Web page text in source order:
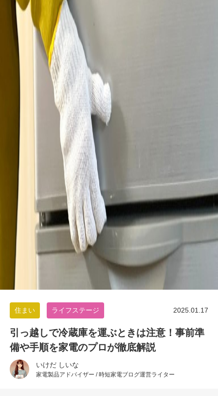
2025.01.17
住まい ライフステージ
引っ越しで冷蔵庫を運ぶときは注意！事前準
備や手順を家電のプロが徹底解説
いけだ しいな
家電製品アドバイザー / 時短家電ブログ運営ライター